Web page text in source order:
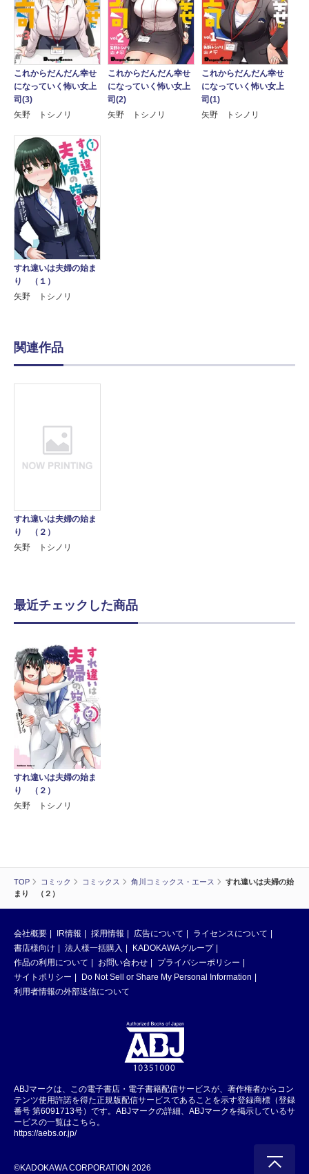
TOP コミック コミックス 角川コミックス・エース
すれ違いは夫婦の始
まり （２）
これからだんだん幸せ
になっていく怖い女上
司(3)
矢野 トシノリ
これからだんだん幸せ
になっていく怖い女上
司(2)
矢野 トシノリ
これからだんだん幸せ
になっていく怖い女上
司(1)
矢野 トシノリ
すれ違いは夫婦の始ま
り （１）
矢野 トシノリ
関連作品
すれ違いは夫婦の始ま
り （２）
矢野 トシノリ
最近チェックした商品
すれ違いは夫婦の始ま
り （２）
矢野 トシノリ
会社概要 IR情報 採用情報 広告について
ライセンスについて
書店様向け
法人様一括購入
KADOKAWAグループ
作品の利用について
お問い合わせ
プライバシーポリシー
サイトポリシー
Do Not Sell or Share My Personal Information
利用者情報の外部送信について
ABJマークは、この電子書店・電子書籍配信サービスが、著作権者からコン
テンツ使用許諾を得た正規版配信サービスであることを示す登録商標（登録
番号 第6091713号）です。ABJマークの詳細、ABJマークを掲示しているサ
ービスの一覧はこちら。
https://aebs.or.jp/
©KADOKAWA CORPORATION 2026